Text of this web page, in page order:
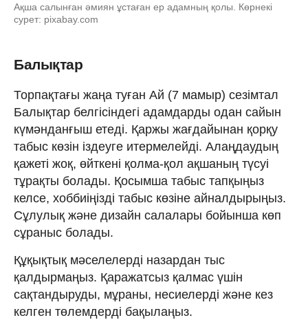
Ақша салынған әмиян ұстаған ер адамның қолы. Көрнекі
сурет: pixabay.com
Балықтар
Торпақтағы жаңа туған Ай (7 мамыр) сезімтал
Балықтар белгісіндегі адамдарды одан сайын
күмәнданғыш етеді. Қаржы жағдайынан қорқу
табыс көзін іздеуге итермелейді. Алаңдаудың
қажеті жоқ, өйткені қолма-қол ақшаның түсуі
тұрақты болады. Қосымша табыс тапқыңыз
келсе, хоббиіңізді табыс көзіне айналдырыңыз.
Сұлулық және дизайн салалары бойынша көп
сұраныс болады.
Құқықтық мәселелерді назардан тыс
қалдырмаңыз. Қаражатсыз қалмас үшін
сақтандыруды, мұраны, несиелерді және кез
келген төлемдерді бақылаңыз.